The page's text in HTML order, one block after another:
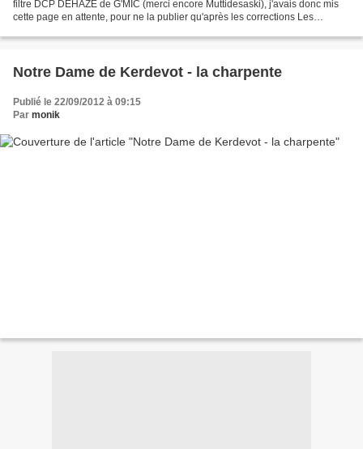
filtre DCP DEHAZE de G'MIC (merci encore Muttidesaski), j'avais donc mis
cette page en attente, pour ne la publier qu'après les corrections Les
Notre Dame de Kerdevot - la charpente
Publié le 22/09/2012 à 09:15
Par monik